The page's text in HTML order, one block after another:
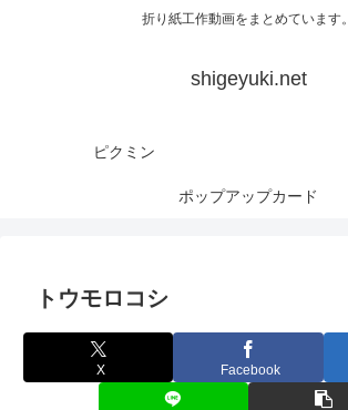
折り紙工作動画をまとめています。
shigeyuki.net
ピクミン
ポップアップカード
トウモロコシ
X Facebook